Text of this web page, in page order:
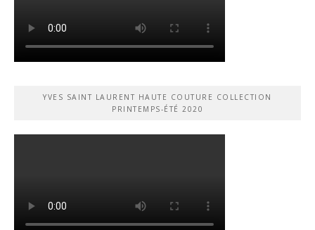
YVES SAINT LAURENT HAUTE COUTURE COLLECTION
PRINTEMPS-ÉTÉ 2020